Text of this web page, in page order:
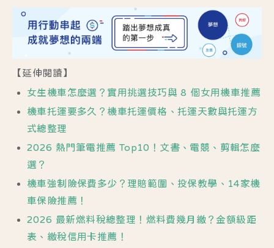
【延伸閱讀】
女生機車怎麼選？實用挑選技巧與 8 個女用機車推薦
機車托運要多久？機車托運價格、托運天數與托運方
式總整理
2026 熱門筆電推薦 Top10！文書、電競、剪輯怎麼
選？
機車強制險保費多少？理賠範圍、投保教學、14家機
車保險推薦！
2026 最新燃料稅總整理！燃料費幾月繳？金額級距
表、繳稅信用卡推薦！